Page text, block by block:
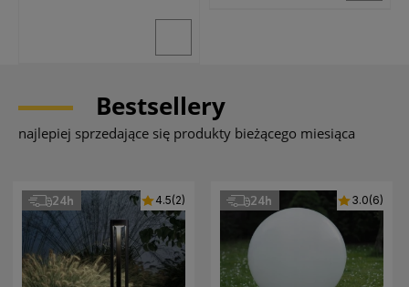
Bestsellery
najlepiej sprzedające się produkty bieżącego miesiąca
24h 4.5(2) 24h 3.0(6)